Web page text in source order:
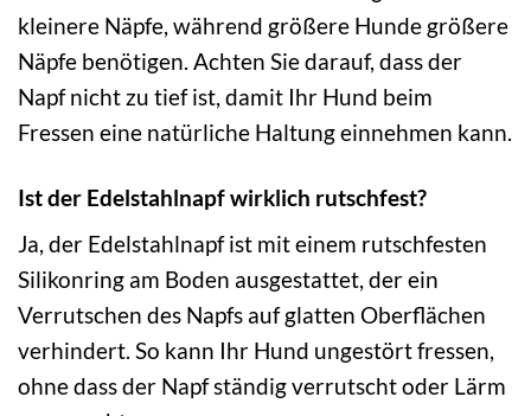
kleinere Näpfe, während größere Hunde größere
Näpfe benötigen. Achten Sie darauf, dass der
Napf nicht zu tief ist, damit Ihr Hund beim
Fressen eine natürliche Haltung einnehmen kann.
Ist der Edelstahlnapf wirklich rutschfest?
Ja, der Edelstahlnapf ist mit einem rutschfesten
Silikonring am Boden ausgestattet, der ein
Verrutschen des Napfs auf glatten Oberflächen
verhindert. So kann Ihr Hund ungestört fressen,
ohne dass der Napf ständig verrutscht oder Lärm